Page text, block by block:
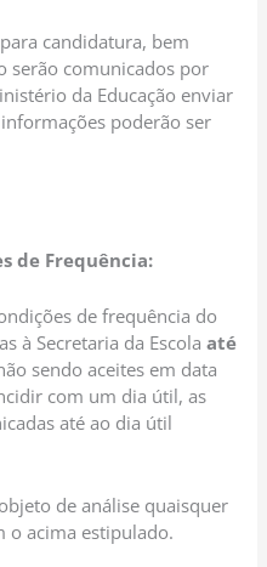
candidatura, bem
serão comunicados por
da Educação enviar
poderão ser
de Frequência:
de frequência do
à Secretaria da Escolaaté
sendo aceites em data
com um dia útil, as
até ao dia útil
de análise quaisquer
o acima estipulado.